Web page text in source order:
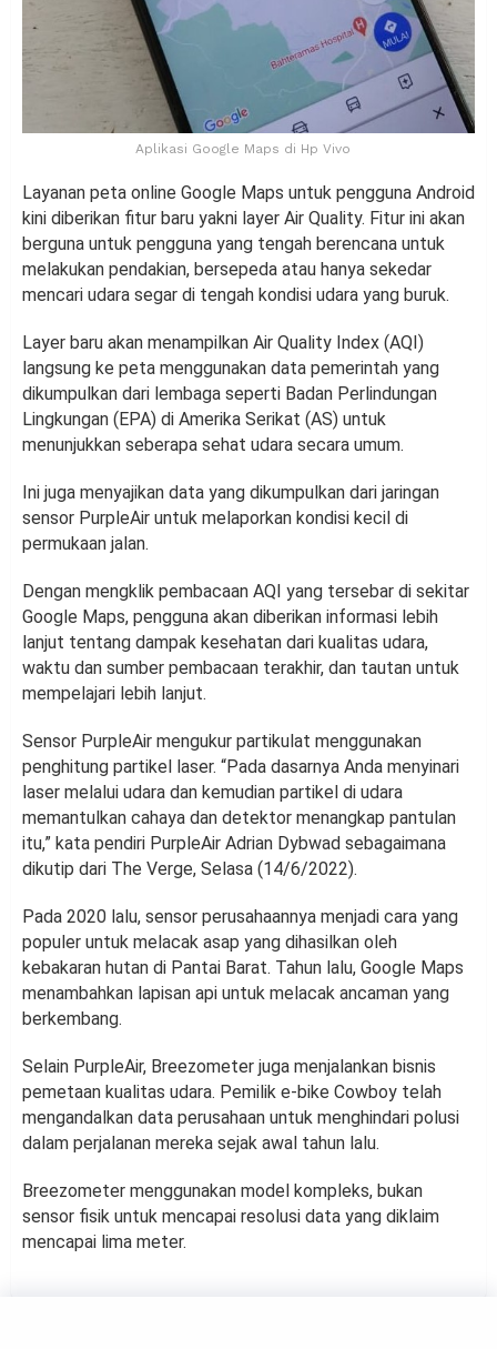
Aplikasi Google Maps di Hp Vivo
Layanan peta online Google Maps untuk pengguna Android
kini diberikan fitur baru yakni layer Air Quality. Fitur ini akan
berguna untuk pengguna yang tengah berencana untuk
melakukan pendakian, bersepeda atau hanya sekedar
mencari udara segar di tengah kondisi udara yang buruk.
Layer baru akan menampilkan Air Quality Index (AQI)
langsung ke peta menggunakan data pemerintah yang
dikumpulkan dari lembaga seperti Badan Perlindungan
Lingkungan (EPA) di Amerika Serikat (AS) untuk
menunjukkan seberapa sehat udara secara umum.
Ini juga menyajikan data yang dikumpulkan dari jaringan
sensor PurpleAir untuk melaporkan kondisi kecil di
permukaan jalan.
Dengan mengklik pembacaan AQI yang tersebar di sekitar
Google Maps, pengguna akan diberikan informasi lebih
lanjut tentang dampak kesehatan dari kualitas udara,
waktu dan sumber pembacaan terakhir, dan tautan untuk
mempelajari lebih lanjut.
Sensor PurpleAir mengukur partikulat menggunakan
penghitung partikel laser. “Pada dasarnya Anda menyinari
laser melalui udara dan kemudian partikel di udara
memantulkan cahaya dan detektor menangkap pantulan
itu,” kata pendiri PurpleAir Adrian Dybwad sebagaimana
dikutip dari The Verge, Selasa (14/6/2022).
Pada 2020 lalu, sensor perusahaannya menjadi cara yang
populer untuk melacak asap yang dihasilkan oleh
kebakaran hutan di Pantai Barat. Tahun lalu, Google Maps
menambahkan lapisan api untuk melacak ancaman yang
berkembang.
Selain PurpleAir, Breezometer juga menjalankan bisnis
pemetaan kualitas udara. Pemilik e-bike Cowboy telah
mengandalkan data perusahaan untuk menghindari polusi
dalam perjalanan mereka sejak awal tahun lalu.
Breezometer menggunakan model kompleks, bukan
sensor fisik untuk mencapai resolusi data yang diklaim
mencapai lima meter.